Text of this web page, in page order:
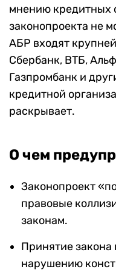
мнению кредитных
законопроекта не
АБР входят
Сбербанк, ВТБ,
Газпромбанк и
кредитной
раскрывает.
О чем
Законопроект
правовые
законам.
Принятие
нарушению